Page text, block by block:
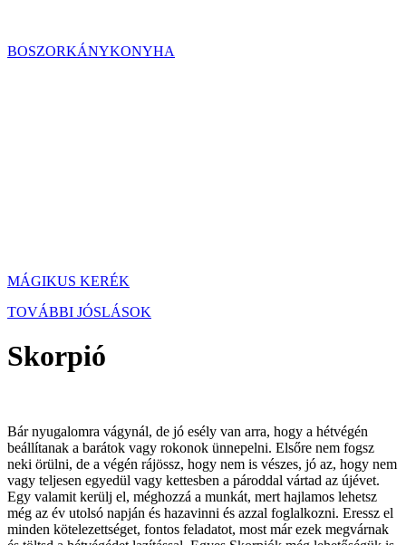
BOSZORKÁNYKONYHA
MÁGIKUS KERÉK
TOVÁBBI JÓSLÁSOK
Skorpió
Bár nyugalomra vágynál, de jó esély van arra, hogy a hétvégén
beállítanak a barátok vagy rokonok ünnepelni. Elsőre nem fogsz
neki örülni, de a végén rájössz, hogy nem is vészes, jó az, hogy nem
vagy teljesen egyedül vagy kettesben a pároddal vártad az újévet.
Egy valamit kerülj el, méghozzá a munkát, mert hajlamos lehetsz
még az év utolsó napján és hazavinni és azzal foglalkozni. Eressz el
minden kötelezettséget, fontos feladatot, most már ezek megvárnak